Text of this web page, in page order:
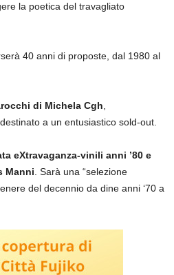
la poetica del travagliato
40 anni di proposte, dal 1980 al
di Michela Cgh,
a un entusiastico sold-out.
eXtravaganza-vinili anni ’80 e
Manni. Sarà una “selezione
del decennio da dine anni ‘70 a